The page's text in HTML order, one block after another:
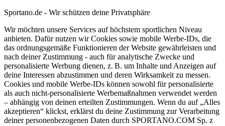
Sportano.de - Wir schützen deine Privatsphäre
Wir möchten unsere Services auf höchstem sportlichen Niveau
anbieten. Dafür nutzen wir Cookies sowie mobile Werbe-IDs, die
das ordnungsgemäße Funktionieren der Website gewährleisten und
nach deiner Zustimmung - auch für analytische Zwecke und
personalisierte Werbung dienen, z. B. um Inhalte und Anzeigen auf
deine Interessen abzustimmen und deren Wirksamkeit zu messen.
Cookies und mobile Werbe-IDs können sowohl für personalisierte
als auch nicht-personalisierte Werbemaßnahmen verwendet werden
– abhängig von deinen erteilten Zustimmungen. Wenn du auf „Alles
akzeptieren“ klickst, erklärst du deine Zustimmung zur Verarbeitung
deiner personenbezogenen Daten durch SPORTANO.COM Sp. z